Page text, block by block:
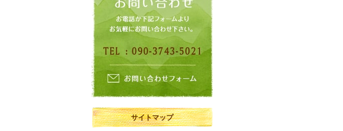
サイトマップ